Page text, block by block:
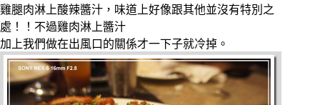
雞腿肉淋上酸辣醬汁，味道上好像跟其他並沒有特別之
處！！不過雞肉淋上醬汁
加上我們做在出風口的關係才一下子就冷掉。